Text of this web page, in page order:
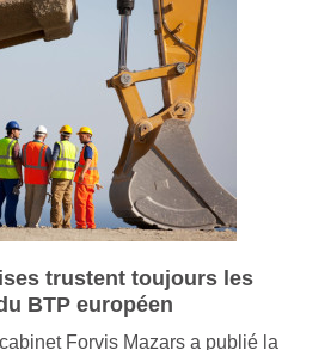
trustent toujours les
BTP européen
Forvis Mazars a publié la